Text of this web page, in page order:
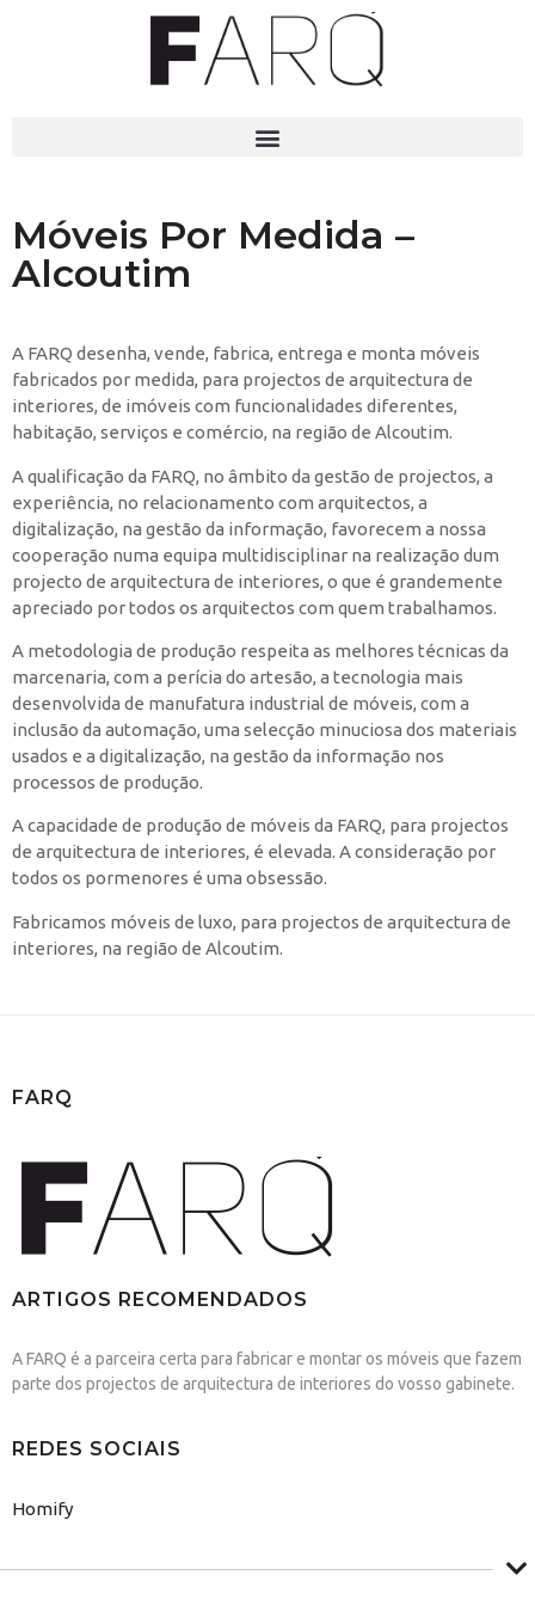
Móveis Por Medida –
Alcoutim
A FARQ desenha, vende, fabrica, entrega e monta móveis
fabricados por medida, para projectos de arquitectura de
interiores, de imóveis com funcionalidades diferentes,
habitação, serviços e comércio, na região de Alcoutim.
A qualificação da FARQ, no âmbito da gestão de projectos, a
experiência, no relacionamento com arquitectos, a
digitalização, na gestão da informação, favorecem a nossa
cooperação numa equipa multidisciplinar na realização dum
projecto de arquitectura de interiores, o que é grandemente
apreciado por todos os arquitectos com quem trabalhamos.
A metodologia de produção respeita as melhores técnicas da
marcenaria, com a perícia do artesão, a tecnologia mais
desenvolvida de manufatura industrial de móveis, com a
inclusão da automação, uma selecção minuciosa dos materiais
usados e a digitalização, na gestão da informação nos
processos de produção.
A capacidade de produção de móveis da FARQ, para projectos
de arquitectura de interiores, é elevada. A consideração por
todos os pormenores é uma obsessão.
Fabricamos móveis de luxo, para projectos de arquitectura de
interiores, na região de Alcoutim.
FARQ
ARTIGOS RECOMENDADOS
A FARQ é a parceira certa para fabricar e montar os móveis que fazem
parte dos projectos de arquitectura de interiores do vosso gabinete.
REDES SOCIAIS
Homify